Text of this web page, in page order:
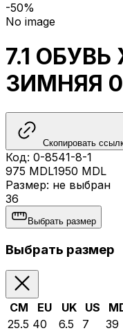
-50%
No image
7.1
ЗИМНЯЯ
Скопировать
Код: 0-8541-8-1
975 MDL1950 MDL
Размер: не выбран
36
Выбрать размер
Выбрать размер
CM EU UK US
25.5 40 6.5 7
39